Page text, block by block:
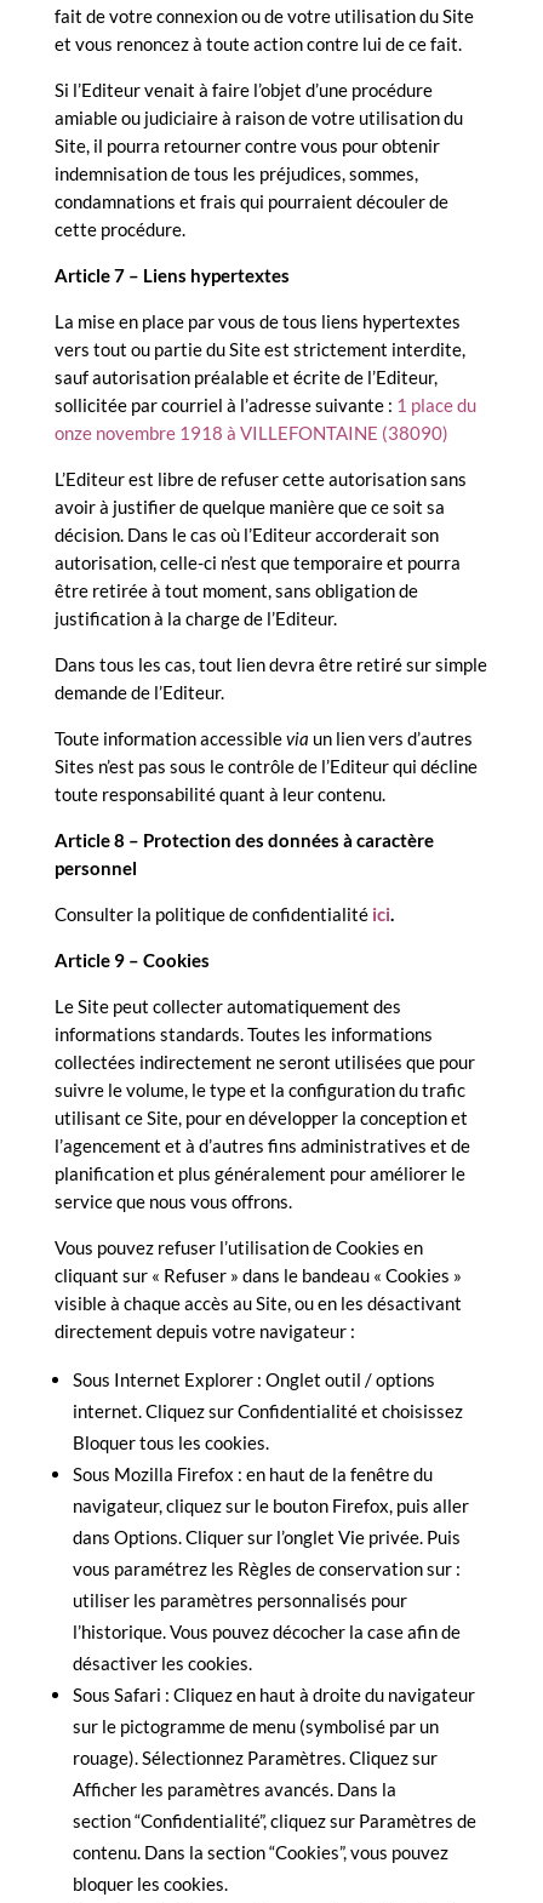
fait de votre connexion ou de votre utilisation du Site
et vous renoncez à toute action contre lui de ce fait.
Si l’Editeur venait à faire l’objet d’une procédure
amiable ou judiciaire à raison de votre utilisation du
Site, il pourra retourner contre vous pour obtenir
indemnisation de tous les préjudices, sommes,
condamnations et frais qui pourraient découler de
cette procédure.
Article 7 – Liens hypertextes
La mise en place par vous de tous liens hypertextes
vers tout ou partie du Site est strictement interdite,
sauf autorisation préalable et écrite de l’Editeur,
sollicitée par courriel à l’adresse suivante : 1 place du
onze novembre 1918 à VILLEFONTAINE (38090)
L’Editeur est libre de refuser cette autorisation sans
avoir à justifier de quelque manière que ce soit sa
décision. Dans le cas où l’Editeur accorderait son
autorisation, celle-ci n’est que temporaire et pourra
être retirée à tout moment, sans obligation de
justification à la charge de l’Editeur.
Dans tous les cas, tout lien devra être retiré sur simple
demande de l’Editeur.
Toute information accessiblevia un lien vers d’autres
Sites n’est pas sous le contrôle de l’Editeur qui décline
toute responsabilité quant à leur contenu.
Article 8 – Protection des données à caractère
personnel
Consulter la politique de confidentialité ici.
Article 9 – Cookies
Le Site peut collecter automatiquement des
informations standards. Toutes les informations
collectées indirectement ne seront utilisées que pour
suivre le volume, le type et la configuration du trafic
utilisant ce Site, pour en développer la conception et
l’agencement et à d’autres fins administratives et de
planification et plus généralement pour améliorer le
service que nous vous offrons.
Vous pouvez refuser l’utilisation de Cookies en
cliquant sur « Refuser » dans le bandeau « Cookies »
visible à chaque accès au Site, ou en les désactivant
directement depuis votre navigateur :
Sous Internet Explorer : Onglet outil / options
internet. Cliquez sur Confidentialité et choisissez
Bloquer tous les cookies.
Sous Mozilla Firefox : en haut de la fenêtre du
navigateur, cliquez sur le bouton Firefox, puis aller
dans Options. Cliquer sur l’onglet Vie privée. Puis
vous paramétrez les Règles de conservation sur :
utiliser les paramètres personnalisés pour
l’historique. Vous pouvez décocher la case afin de
désactiver les cookies.
Sous Safari : Cliquez en haut à droite du navigateur
sur le pictogramme de menu (symbolisé par un
rouage). Sélectionnez Paramètres. Cliquez sur
Afficher les paramètres avancés. Dans la
section “Confidentialité”, cliquez sur Paramètres de
contenu. Dans la section “Cookies”, vous pouvez
bloquer les cookies.